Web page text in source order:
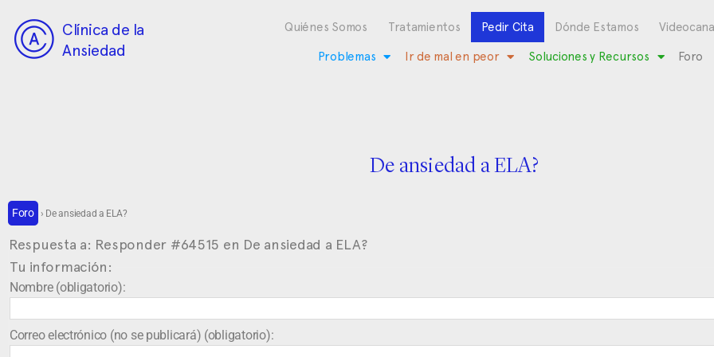
Clínica de la
Ansiedad
Quiénes Somos Tratamientos Pedir Cita Dónde Estamos
Problemas Ir de mal en peor Soluciones y Recursos Foro
De ansiedad a ELA?
Foro › De ansiedad a ELA?
Respuesta a: Responder #64515 en De ansiedad a ELA?
Tu información:
Nombre (obligatorio):
Correo electrónico (no se publicará) (obligatorio):